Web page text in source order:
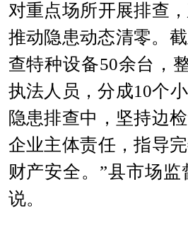
对重点场所开展排查
推动隐患动态清零。
查特种设备50余台，
执法人员，分成10个
隐患排查中，坚持边
企业主体责任，指导
财产安全。”县市场
说。